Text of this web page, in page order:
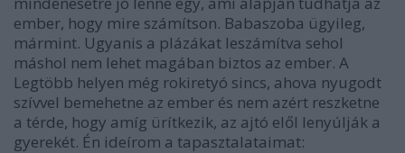
ember, hogy mire számítson. Babaszoba ügyileg,
mármint. Ugyanis a plázákat leszámítva sehol
máshol nem lehet magában biztos az ember. A
Legtöbb helyen még rokiretyó sincs, ahova nyugodt
szívvel bemehetne az ember és nem azért reszketne
a térde, hogy amíg ürítkezik, az ajtó elől lenyúlják a
gyerekét. Én ideírom a tapasztalataimat: